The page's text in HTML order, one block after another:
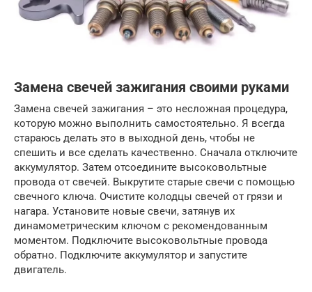
Замена свечей зажигания своими руками
Замена свечей зажигания – это несложная процедура,
которую можно выполнить самостоятельно. Я всегда
стараюсь делать это в выходной день, чтобы не
спешить и все сделать качественно. Сначала отключите
аккумулятор. Затем отсоедините высоковольтные
провода от свечей. Выкрутите старые свечи с помощью
свечного ключа. Очистите колодцы свечей от грязи и
нагара. Установите новые свечи, затянув их
динамометрическим ключом с рекомендованным
моментом. Подключите высоковольтные провода
обратно. Подключите аккумулятор и запустите
двигатель.